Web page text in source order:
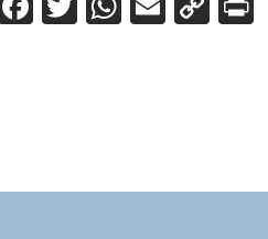
Link